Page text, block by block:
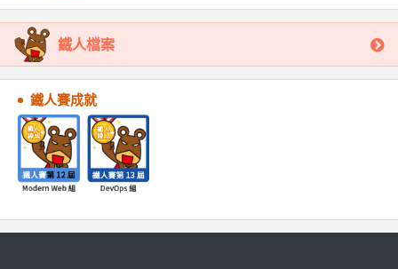
鐵人檔案
鐵人賽成就